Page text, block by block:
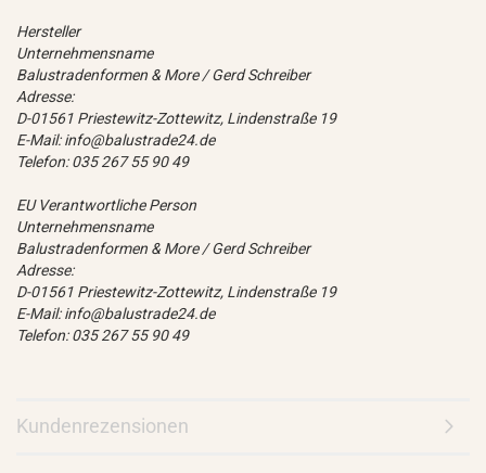
Hersteller
Unternehmensname
Balustradenformen & More / Gerd Schreiber
Adresse:
D-01561 Priestewitz-Zottewitz, Lindenstraße 19
E-Mail: info@balustrade24.de
Telefon: 035 267 55 90 49
EU Verantwortliche Person
Unternehmensname
Balustradenformen & More / Gerd Schreiber
Adresse:
D-01561 Priestewitz-Zottewitz, Lindenstraße 19
E-Mail: info@balustrade24.de
Telefon: 035 267 55 90 49
Kundenrezensionen